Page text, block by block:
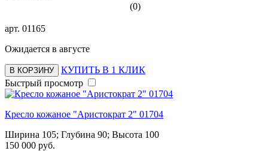
(0)
арт. 01165
Ожидается в августе
В КОРЗИНУ
КУПИТЬ В 1 КЛИК
Быстрый просмотр
Кресло кожаное "Аристократ 2" 01704
Ширина 105; Глубина 90; Высота 100
150 000 руб.